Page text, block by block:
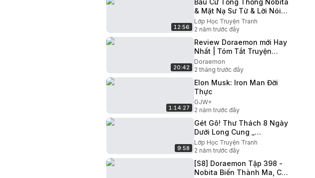
12:56
Bầu Cử Tổng Thống Nobita
& Mặt Nạ Sư Tử & Lời Nói
Chân Lý _ Doraemon.
Lớp Học Truyện Tranh
2 năm trước đây
20:42
Review Doraemon mới Hay
Nhất | Tóm Tắt Truyện
Tranh Doraemon
Doraemon
2 tháng trước đây
1:14:27
Elon Musk: Iron Man Đời
Thực
GJW+
2 năm trước đây
9:58
Gét Gô! Thư Thách 8 Ngày
Dưới Long Cung _
Doraemon Đặc Biệt.
Lớp Học Truyện Tranh
2 năm trước đây
[S8] Doraemon Tập 398 -
Nobita Biến Thành Ma, Cá